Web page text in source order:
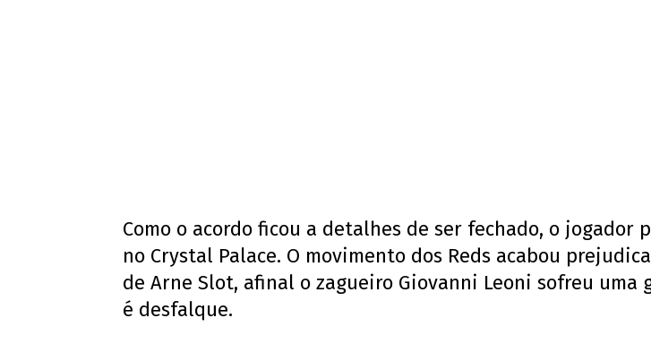
Como o acordo ficou a detalhes de ser fechado, o jogador
no Crystal Palace. O movimento dos Reds acabou
de Arne Slot, afinal o zagueiro Giovanni Leoni sofreu uma
é desfalque.